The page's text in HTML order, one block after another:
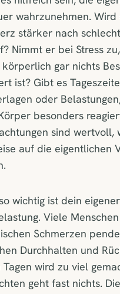
wahrzunehmen.
stärker nach
Nimmt er bei Stress
gar nichts
ist? Gibt es
oder
besonders
sind wertvoll,
auf die eigentlichen
wichtig ist dein
Viele
Schmerzen
Durchhalten und
Tagen wird zu viel
geht fast nichts.